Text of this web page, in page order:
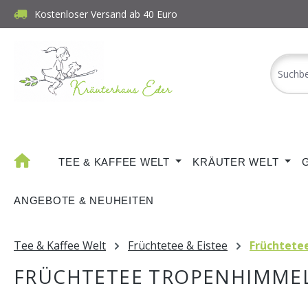
Hauptinhalt springen
Zur Suche springen
Zur Hauptnavigation springen
Kostenloser Versand ab 40 Euro
TEE & KAFFEE WELT KRÄUTER WELT
ANGEBOTE & NEUHEITEN
Tee & Kaffee Welt Früchtetee & Eistee
FRÜCHTETEE